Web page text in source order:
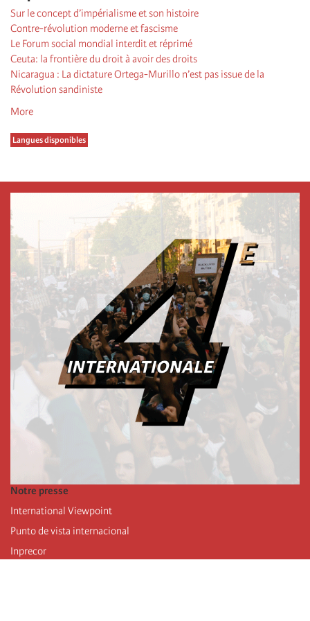
Sur le concept d’impérialisme et son histoire
Contre-révolution moderne et fascisme
Le Forum social mondial interdit et réprimé
Ceuta: la frontière du droit à avoir des droits
Nicaragua : La dictature Ortega-Murillo n’est pas issue de la
Révolution sandiniste
More
Langues disponibles
Notre presse
International Viewpoint
Punto de vista internacional
Inprecor